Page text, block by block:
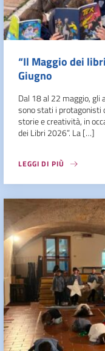
“Il Maggio dei
Giugno
Dal 18 al 22 maggio, gli
sono stati i protagonisti
storie e creatività, in
dei Libri 2026”. La […]
LEGGI DI PIÙ